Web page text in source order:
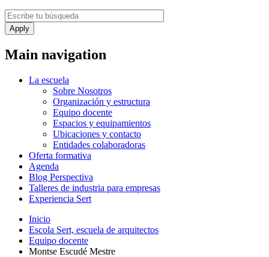
Main navigation
La escuela
Sobre Nosotros
Organización y estructura
Equipo docente
Espacios y equipamientos
Ubicaciones y contacto
Entidades colaboradoras
Oferta formativa
Agenda
Blog Perspectiva
Talleres de industria para empresas
Experiencia Sert
Inicio
Escola Sert, escuela de arquitectos
Equipo docente
Montse Escudé Mestre